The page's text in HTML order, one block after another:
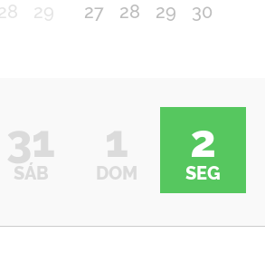
29
27
28 29 30
31
SÁB
1
DOM
2
SEG